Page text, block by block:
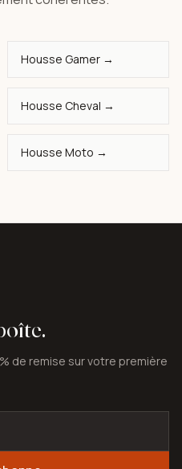
Housse Gamer →
Housse Cheval →
Housse Moto →
de remise sur votre première